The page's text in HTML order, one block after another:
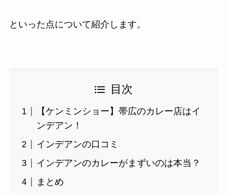
といった点について紹介します。
目次
【ケンミンショー】帯広のカレー店はイ
ンデアン！
インデアンの口コミ
インデアンのカレーがまずいのは本当？
まとめ